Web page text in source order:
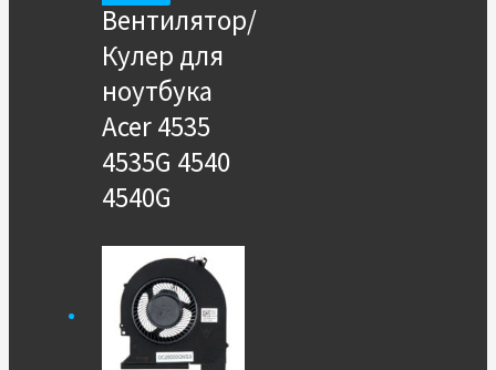
Вентилятор/
Кулер для
ноутбука
Acer 4535
4535G 4540
4540G